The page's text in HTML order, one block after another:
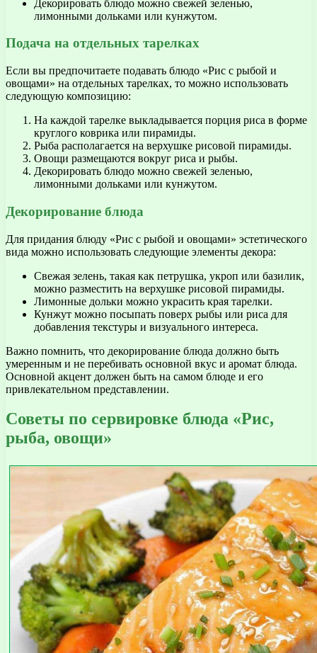
Декорировать блюдо можно свежей зеленью,
лимонными дольками или кунжутом.
Подача на отдельных тарелках
Если вы предпочитаете подавать блюдо «Рис с рыбой и
овощами» на отдельных тарелках, то можно использовать
следующую композицию:
На каждой тарелке выкладывается порция риса в форме
круглого коврика или пирамиды.
Рыба располагается на верхушке рисовой пирамиды.
Овощи размещаются вокруг риса и рыбы.
Декорировать блюдо можно свежей зеленью,
лимонными дольками или кунжутом.
Декорирование блюда
Для придания блюду «Рис с рыбой и овощами» эстетического
вида можно использовать следующие элементы декора:
Свежая зелень, такая как петрушка, укроп или базилик,
можно разместить на верхушке рисовой пирамиды.
Лимонные дольки можно украсить края тарелки.
Кунжут можно посыпать поверх рыбы или риса для
добавления текстуры и визуального интереса.
Важно помнить, что декорирование блюда должно быть
умеренным и не перебивать основной вкус и аромат блюда.
Основной акцент должен быть на самом блюде и его
привлекательном представлении.
Советы по сервировке блюда «Рис,
рыба, овощи»